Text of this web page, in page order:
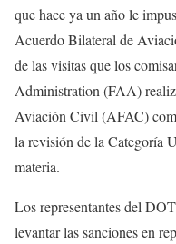
que hace ya un año le
Acuerdo Bilateral de
de las visitas que los
Administration (FAA)
Aviación Civil (AFAC)
la revisión de la Categoría
materia.
Los representantes del
levantar las sanciones en